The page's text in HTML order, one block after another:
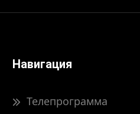
Навигация
Телепрограмма